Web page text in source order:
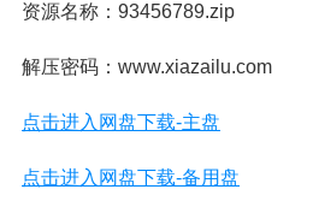
资源名称：93456789.zip
解压密码：www.xiazailu.com
点击进入网盘下载-主盘
点击进入网盘下载-备用盘